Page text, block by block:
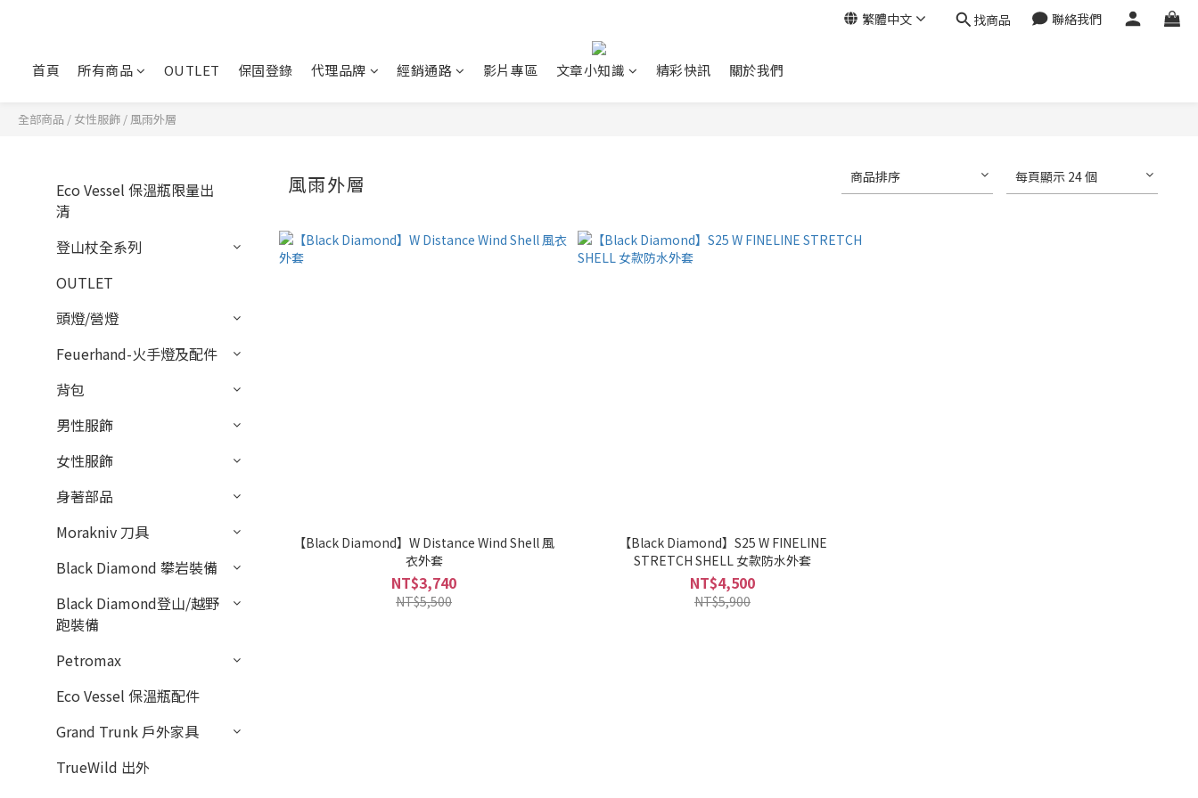
繁體中文 找商品 聯絡我們
首頁 所有商品 OUTLET 保固登錄 代理品牌 經銷通路 影片專區 文章小知識 精彩快訊 關於我們
全部商品 / 女性服飾 / 風雨外層
Eco Vessel 保溫瓶限量出
清
登山杖全系列
OUTLET
頭燈/營燈
Feuerhand-火手燈及配件
背包
男性服飾
女性服飾
身著部品
Morakniv 刀具
Black Diamond 攀岩裝備
Black Diamond登山/越野
跑裝備
Petromax
Eco Vessel 保溫瓶配件
Grand Trunk 戶外家具
TrueWild 出外
風雨外層 商品排序 每頁顯示 24 個
【Black Diamond】W Distance Wind Shell 風
衣外套
NT$3,740
NT$5,500
【Black Diamond】S25 W FINELINE
STRETCH SHELL 女款防水外套
NT$4,500
NT$5,900